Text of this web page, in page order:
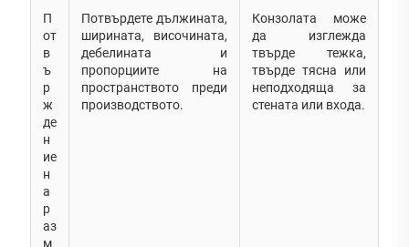
П
от
в
ъ
р
ж
де
н
ие
н
а
р
аз
м
Потвърдете дължината,
ширината, височината,
дебелината и
пропорциите на
пространството преди
производството.
Конзолата може
да изглежда
твърде тежка,
твърде тясна или
неподходяща за
стената или входа.